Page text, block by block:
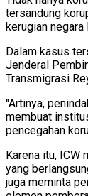
tersandung
kerugian negara
Dalam kasus
Jenderal
Transmigrasi
"Artinya,
membuat
pencegahan
Karena itu,
yang
juga meminta